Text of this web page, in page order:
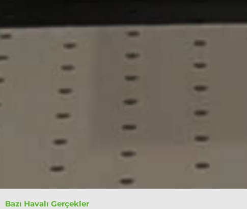
Bazı Havalı Gerçekler